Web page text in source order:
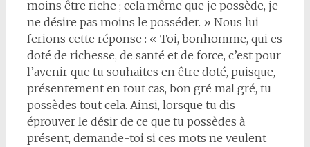
moins être riche ; cela même que je possède, je
ne désire pas moins le posséder. » Nous lui
ferions cette réponse : « Toi, bonhomme, qui es
doté de richesse, de santé et de force, c’est pour
l’avenir que tu souhaites en être doté, puisque,
présentement en tout cas, bon gré mal gré, tu
possèdes tout cela. Ainsi, lorsque tu dis
éprouver le désir de ce que tu possèdes à
présent, demande-toi si ces mots ne veulent